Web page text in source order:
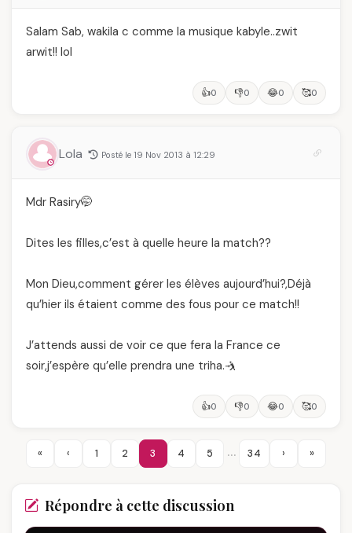
Salam Sab, wakila c comme la musique kabyle..zwit
arwit!! lol
👍0 👎0 😂0 🥰0
Lola Posté le 19 Nov 2013 à 12:29
Mdr Rasiry🤭
Dites les filles,c’est à quelle heure la match??
Mon Dieu,comment gérer les élèves aujourd’hui?,Déjà
qu’hier ils étaient comme des fous pour ce match!!
J’attends aussi de voir ce que fera la France ce
soir,j’espère qu’elle prendra une triha.🤺
👍0 👎0 😂0 🥰0
« ‹ 1 2 3 4 5 … 34 › »
Répondre à cette discussion